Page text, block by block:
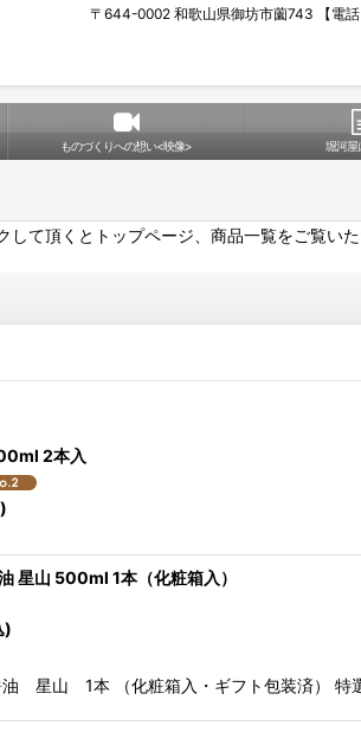
〒644-0002 和歌山県御坊市薗743 【電
ものづくりへの想い<映像> 堀河屋
して頂くとトップページ、商品一覧をご覧いた
2本入
星山 500ml 1本（化粧箱入）
)
油 星山 1本 （化粧箱入・ギフト包装済）